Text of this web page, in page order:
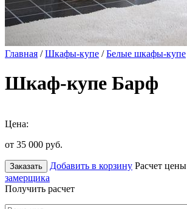
Главная /Шкафы-купе /Белые шкафы-купе
Шкаф-купе Барф
Цена:
от 35 000 руб.
Заказать Добавить в корзину Расчет цены
замерщика
Получить расчет